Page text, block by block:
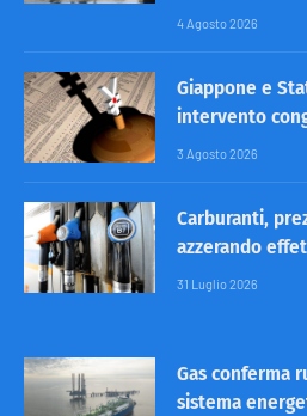
4 Agosto 2026
Giappone e
intervento
3 Agosto 2026
Carburanti,
azzerando
31 Luglio 2026
Gas conferma
sistema